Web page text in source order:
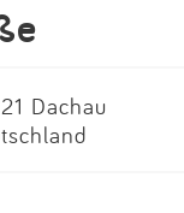
Dachau